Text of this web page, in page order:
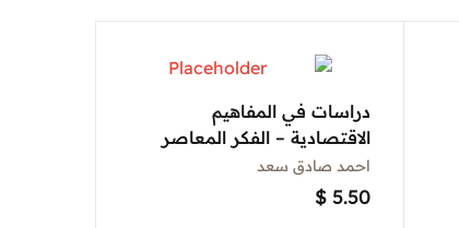
دراسات في المفاهيم
الاقتصادية – الفكر المعاصر
احمد صادق سعد
$ 5.50